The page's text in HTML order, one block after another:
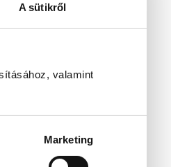
A sütikről
valamint
Marketing